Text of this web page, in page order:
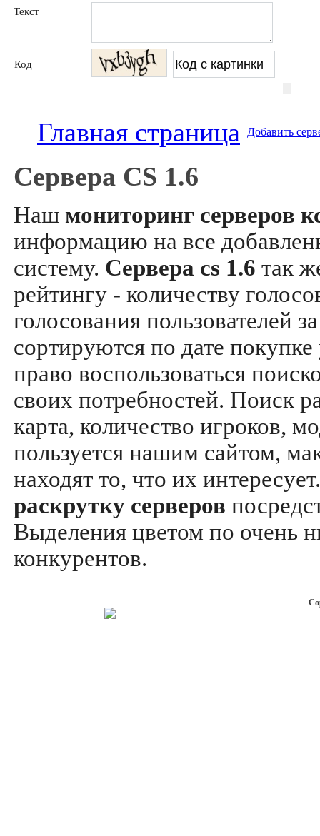
Текст
Код
Главная страница Добавить
Сервера CS 1.6
Наш мониторинг серверов
информацию на все
систему. Сервера cs 1.6 так
рейтингу - количеству
голосования пользователей
сортируются по дате
право воспользоваться
своих потребностей. Поиск
карта, количество игроков,
пользуется нашим сайтом,
находят то, что их
раскрутку серверов
Выделения цветом по очень
конкурентов.